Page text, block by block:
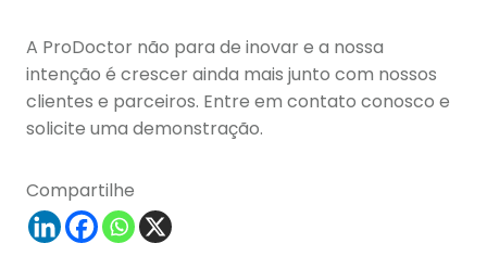
A ProDoctor não para de inovar e a nossa
intenção é crescer ainda mais junto com nossos
clientes e parceiros. Entre em contato conosco e
solicite uma demonstração.
Compartilhe